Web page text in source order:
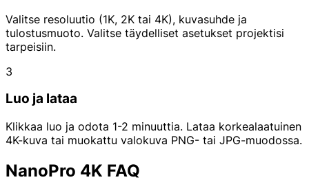
Valitse resoluutio (1K, 2K tai 4K), kuvasuhde ja
tulostusmuoto. Valitse täydelliset asetukset projektisi
tarpeisiin.
3
Luo ja lataa
Klikkaa luo ja odota 1-2 minuuttia. Lataa korkealaatuinen
4K-kuva tai muokattu valokuva PNG- tai JPG-muodossa.
NanoPro 4K FAQ